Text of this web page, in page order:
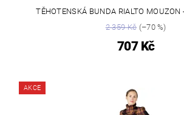
TĚHOTENSKÁ BUNDA RIALTO MOUZON
2 359 Kč(–70 %)
707 Kč
AKCE